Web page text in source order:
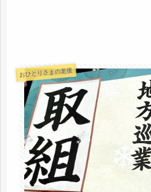
おひとりさまの老後